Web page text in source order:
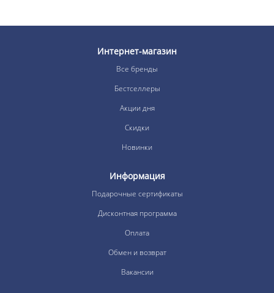
Интернет-магазин
Все бренды
Бестселлеры
Акции дня
Скидки
Новинки
Информация
Подарочные сертификаты
Дисконтная программа
Оплата
Обмен и возврат
Вакансии